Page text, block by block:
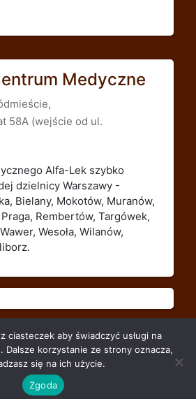
Medyczne
58A (wejście od ul.
Alfa-Lek szybko
dzielnicy Warszawy -
Bielany, Mokotów, Muranów,
Rembertów, Targówek,
Wesoła, Wilanów,
MediHealth by A WP Life
ciasteczek aby świadczyć usługi na
Dalsze korzystanie ze strony oznacza,
się na ich użycie.
Zgoda